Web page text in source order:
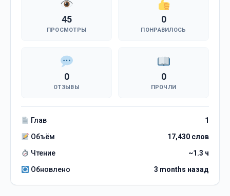
45
ПРОСМОТРЫ
0
ПОНРАВИЛОСЬ
0
ОТЗЫВЫ
0
ПРОЧЛИ
Глав
1
Объём
17,430 слов
Чтение
~1.3 ч
Обновлено
3 months назад